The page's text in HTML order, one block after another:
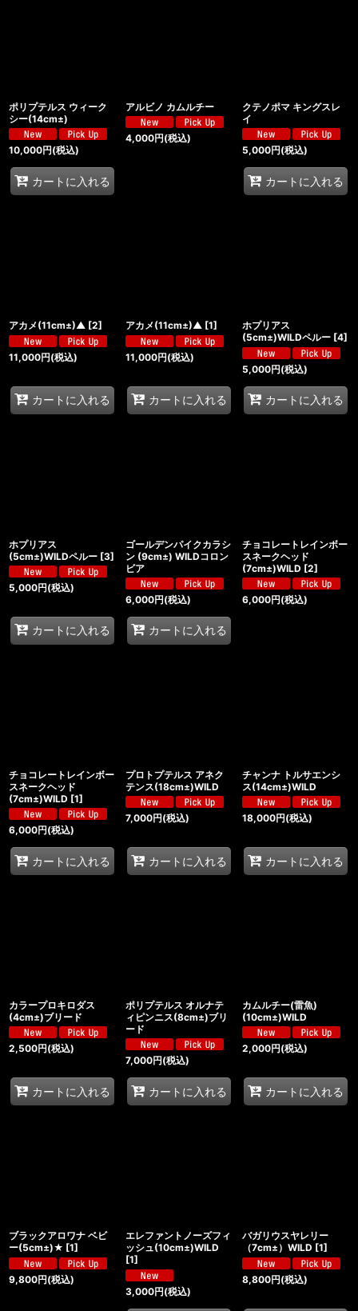
ポリプテルス ウィーク
シー(14cm±)
10,000円(税込)
カートに入れる
アルビノ カムルチー
4,000円(税込)
クテノポマ キングスレ
イ
5,000円(税込)
カートに入れる
アカメ(11cm±)▲ [2]
11,000円(税込)
カートに入れる
アカメ(11cm±)▲ [1]
11,000円(税込)
カートに入れる
ホプリアス
(5cm±)WILDペルー [4]
5,000円(税込)
カートに入れる
ホプリアス
(5cm±)WILDペルー [3]
5,000円(税込)
カートに入れる
ゴールデンパイクカラシ
ン (9cm±) WILDコロン
ビア
6,000円(税込)
カートに入れる
チョコレートレインボー
スネークヘッド
(7cm±)WILD [2]
6,000円(税込)
チョコレートレインボー
スネークヘッド
(7cm±)WILD [1]
6,000円(税込)
カートに入れる
プロトプテルス アネク
テンス(18cm±)WILD
7,000円(税込)
カートに入れる
チャンナ トルサエンシ
ス(14cm±)WILD
18,000円(税込)
カートに入れる
カラープロキロダス
(4cm±)ブリード
2,500円(税込)
カートに入れる
ポリプテルス オルナテ
ィピンニス(8cm±)ブリ
ード
7,000円(税込)
カートに入れる
カムルチー(雷魚)
(10cm±)WILD
2,000円(税込)
カートに入れる
ブラックアロワナ ベビ
ー(5cm±)★ [1]
9,800円(税込)
エレファントノーズフィ
ッシュ(10cm±)WILD
[1]
3,000円(税込)
バガリウスヤレリー
（7cm±）WILD [1]
8,800円(税込)